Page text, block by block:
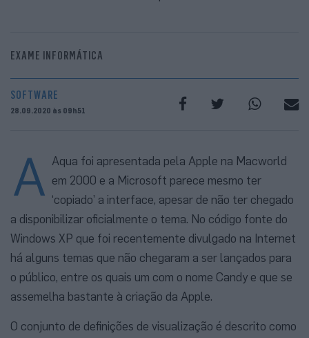
EXAME INFORMÁTICA
SOFTWARE
28.09.2020 às 09h51
A Aqua foi apresentada pela Apple na Macworld
em 2000 e a Microsoft parece mesmo ter
‘copiado’ a interface, apesar de não ter chegado
a disponibilizar oficialmente o tema. No código fonte do
Windows XP que foi recentemente divulgado na Internet
há alguns temas que não chegaram a ser lançados para
o público, entre os quais um com o nome Candy e que se
assemelha bastante à criação da Apple.
O conjunto de definições de visualização é descrito como